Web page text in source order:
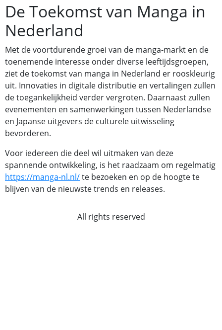
De Toekomst van Manga in
Nederland
Met de voortdurende groei van de manga-markt en de
toenemende interesse onder diverse leeftijdsgroepen,
ziet de toekomst van manga in Nederland er rooskleurig
uit. Innovaties in digitale distributie en vertalingen zullen
de toegankelijkheid verder vergroten. Daarnaast zullen
evenementen en samenwerkingen tussen Nederlandse
en Japanse uitgevers de culturele uitwisseling
bevorderen.
Voor iedereen die deel wil uitmaken van deze
spannende ontwikkeling, is het raadzaam om regelmatig
https://manga-nl.nl/te bezoeken en op de hoogte te
blijven van de nieuwste trends en releases.
All rights reserved